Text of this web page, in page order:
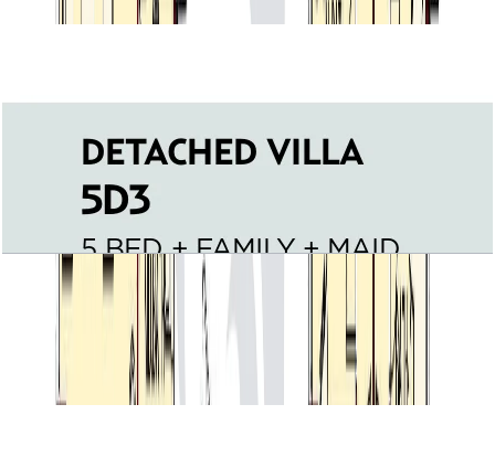
Villa Lantana, Detached Villa 5D3,
5BR+Family+Maid, 5747 SQFT
باز کردن چیدمان